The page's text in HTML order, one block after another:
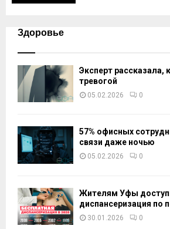
Здоровье
Эксперт рассказала,
тревогой
05.02.2026 0
57% офисных
связи даже ночью
05.02.2026 0
Жителям Уфы
диспансеризация по
30.01.2026 0